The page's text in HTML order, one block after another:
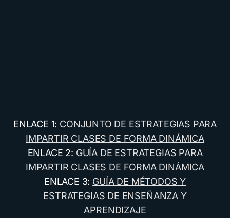
ENLACE 1: CONJUNTO DE ESTRATEGIAS PARA
IMPARTIR CLASES DE FORMA DINÁMICA
ENLACE 2: GUÍA DE ESTRATEGIAS PARA
IMPARTIR CLASES DE FORMA DINÁMICA
ENLACE 3: GUÍA DE MÉTODOS Y
ESTRATEGIAS DE ENSEÑANZA Y
APRENDIZAJE